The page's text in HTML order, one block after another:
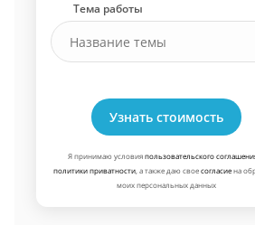
Тема работы
Узнать стоимость
Я принимаю условияпользовательского
политики приватности, а также даю своесогласиена
моих персональных данных